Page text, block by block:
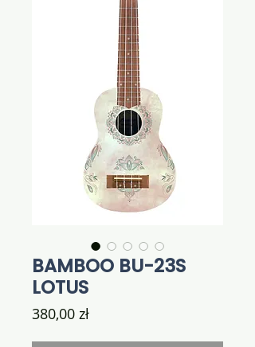
BAMBOO BU-23S
LOTUS
380,00 złCena